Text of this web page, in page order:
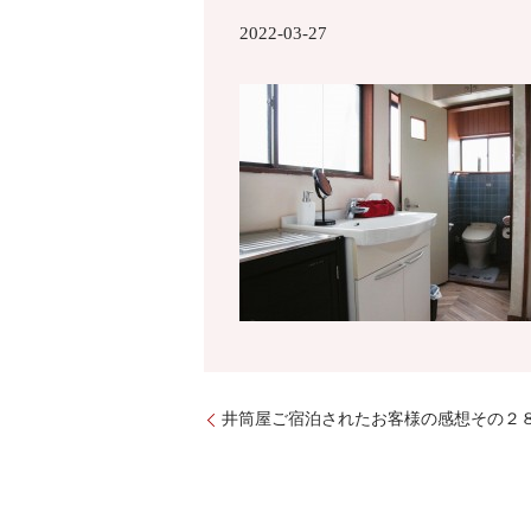
2022-03-27
井筒屋ご宿泊されたお客様の感想その２